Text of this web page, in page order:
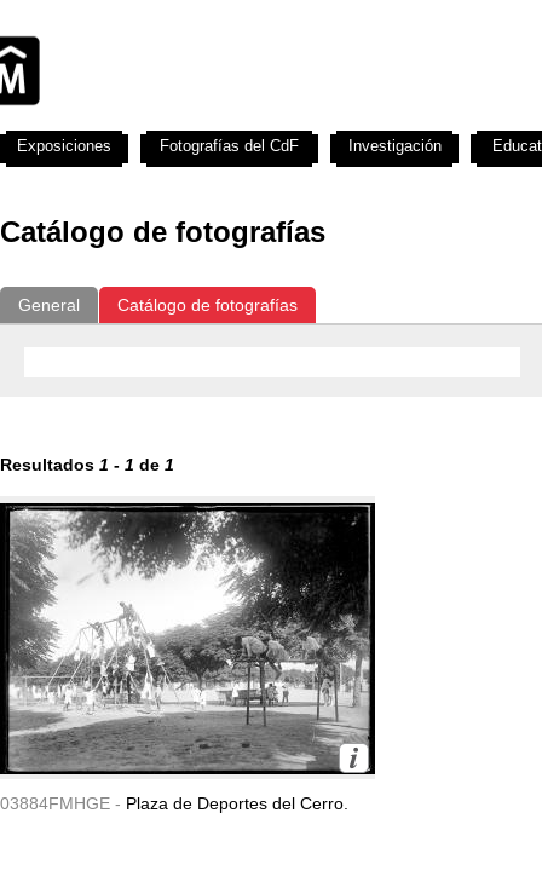
Catálogo de fotografías
General Catálogo de fotografías
Resultados 1 - 1 de 1
03884FMHGE - Plaza de Deportes del Cerro.
Exposiciones Fotografías del CdF Investigación